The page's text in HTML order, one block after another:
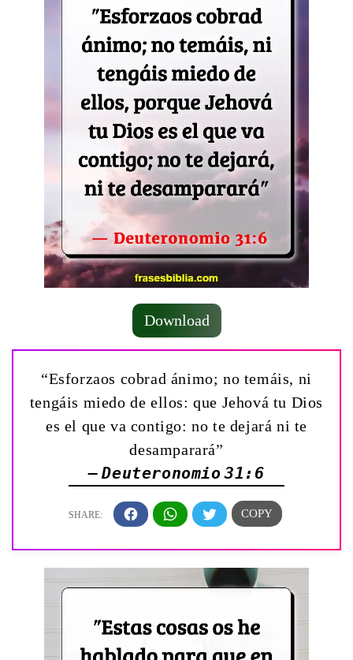
Download
“Esforzaos cobrad ánimo; no temáis, ni
tengáis miedo de ellos: que Jehová tu Dios
es el que va contigo: no te dejará ni te
desamparará”
— Deuteronomio 31:6